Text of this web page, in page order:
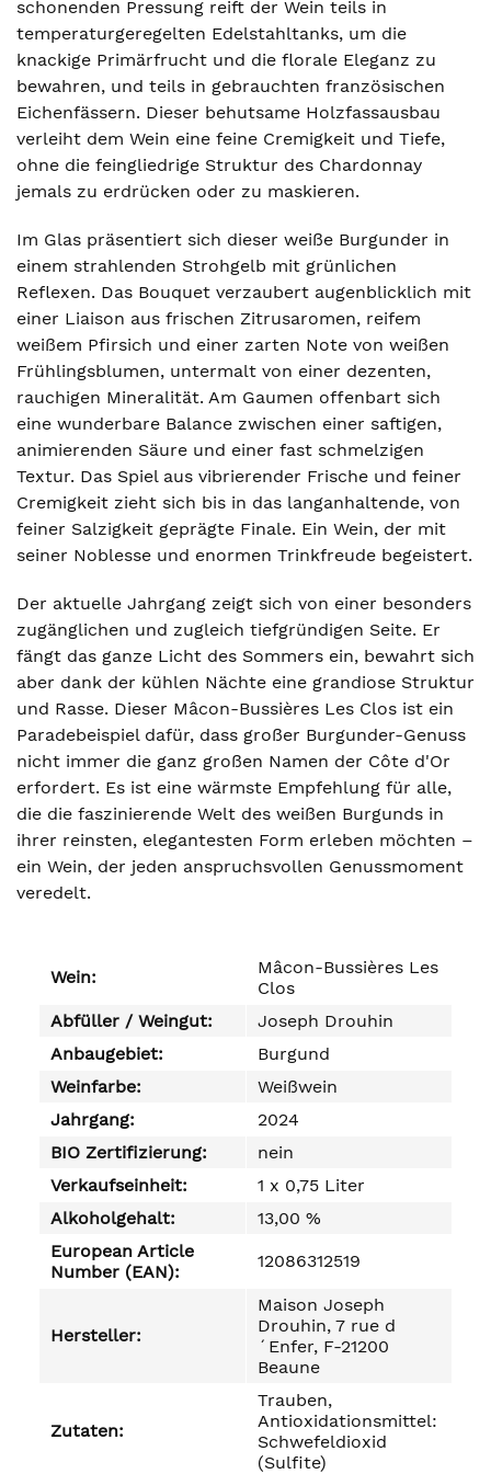
schonenden Pressung reift der Wein teils in
temperaturgeregelten Edelstahltanks, um die
knackige Primärfrucht und die florale Eleganz zu
bewahren, und teils in gebrauchten französischen
Eichenfässern. Dieser behutsame Holzfassausbau
verleiht dem Wein eine feine Cremigkeit und Tiefe,
ohne die feingliedrige Struktur des Chardonnay
jemals zu erdrücken oder zu maskieren.
Im Glas präsentiert sich dieser weiße Burgunder in
einem strahlenden Strohgelb mit grünlichen
Reflexen. Das Bouquet verzaubert augenblicklich mit
einer Liaison aus frischen Zitrusaromen, reifem
weißem Pfirsich und einer zarten Note von weißen
Frühlingsblumen, untermalt von einer dezenten,
rauchigen Mineralität. Am Gaumen offenbart sich
eine wunderbare Balance zwischen einer saftigen,
animierenden Säure und einer fast schmelzigen
Textur. Das Spiel aus vibrierender Frische und feiner
Cremigkeit zieht sich bis in das langanhaltende, von
feiner Salzigkeit geprägte Finale. Ein Wein, der mit
seiner Noblesse und enormen Trinkfreude begeistert.
Der aktuelle Jahrgang zeigt sich von einer besonders
zugänglichen und zugleich tiefgründigen Seite. Er
fängt das ganze Licht des Sommers ein, bewahrt sich
aber dank der kühlen Nächte eine grandiose Struktur
und Rasse. Dieser Mâcon-Bussières Les Clos ist ein
Paradebeispiel dafür, dass großer Burgunder-Genuss
nicht immer die ganz großen Namen der Côte d'Or
erfordert. Es ist eine wärmste Empfehlung für alle,
die die faszinierende Welt des weißen Burgunds in
ihrer reinsten, elegantesten Form erleben möchten –
ein Wein, der jeden anspruchsvollen Genussmoment
veredelt.
Wein:
Mâcon-Bussières Les
Clos
Abfüller / Weingut:
Joseph Drouhin
Anbaugebiet:
Burgund
Weinfarbe:
Weißwein
Jahrgang:
2024
BIO Zertifizierung:
nein
Verkaufseinheit:
1 x 0,75 Liter
Alkoholgehalt:
13,00 %
European Article
Number (EAN):
12086312519
Hersteller:
Maison Joseph
Drouhin, 7 rue d
´Enfer, F-21200
Beaune
Zutaten:
Trauben,
Antioxidationsmittel:
Schwefeldioxid
(Sulfite)